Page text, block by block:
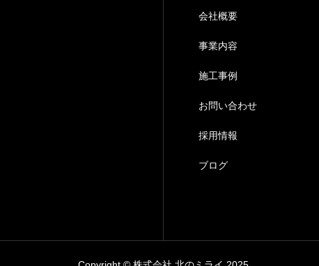
会社概要
事業内容
施工事例
お問い合わせ
採用情報
ブログ